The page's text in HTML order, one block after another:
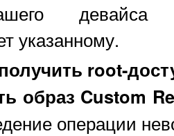
девайса
указанному.
root-
образ Custom
операции